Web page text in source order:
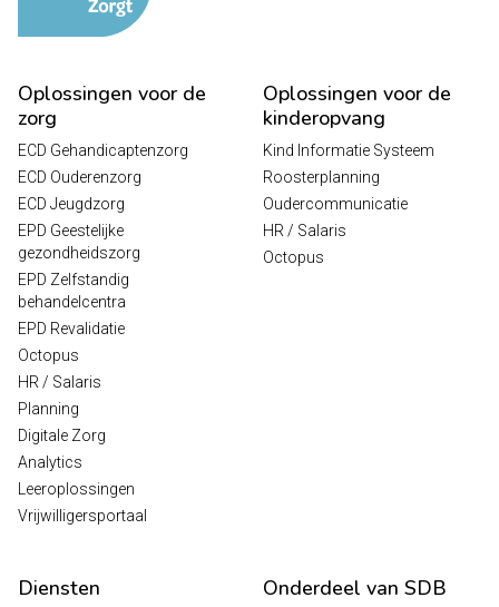
Oplossingen voor de
zorg
ECD Gehandicaptenzorg
ECD Ouderenzorg
ECD Jeugdzorg
EPD Geestelijke
gezondheidszorg
EPD Zelfstandig
behandelcentra
EPD Revalidatie
Octopus
HR / Salaris
Planning
Digitale Zorg
Analytics
Leeroplossingen
Vrijwilligersportaal
Oplossingen voor de
kinderopvang
Kind Informatie Systeem
Roosterplanning
Oudercommunicatie
HR / Salaris
Octopus
Diensten Onderdeel van SDB